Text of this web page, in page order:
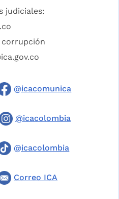
judiciales:
corrupción
@icacomunica
@icacolombia
@icacolombia
Correo ICA